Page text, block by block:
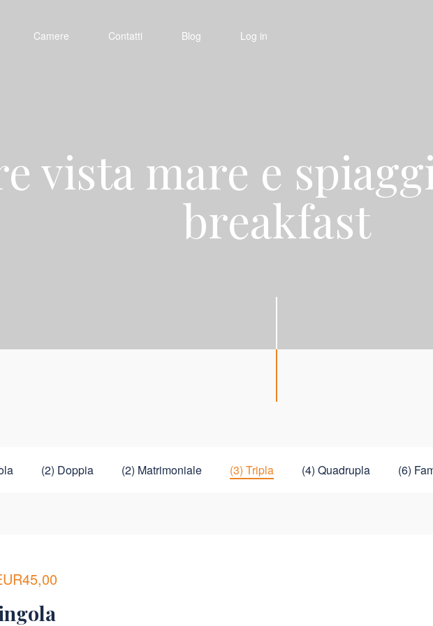
Camere Contatti Blog Log in
vista mare e
breakfast
(2) Doppia (2) Matrimoniale (3) Tripla (4) Quadrupla (6)